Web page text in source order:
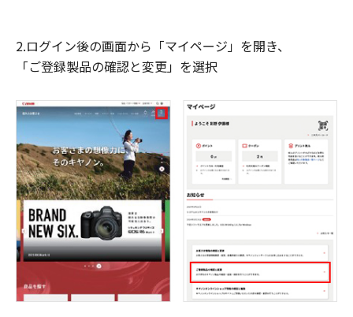
2.ログイン後の画面から「マイページ」を開き、
「ご登録製品の確認と変更」を選択